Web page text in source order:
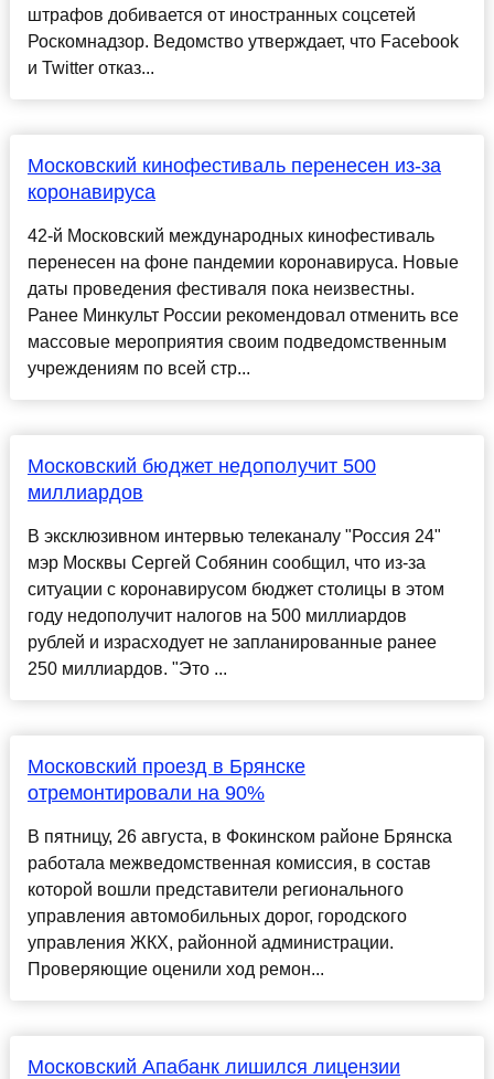
штрафов добивается от иностранных соцсетей
Роскомнадзор. Ведомство утверждает, что Facebook
и Twitter отказ...
Московский кинофестиваль перенесен из-за
коронавируса
42-й Московский международных кинофестиваль
перенесен на фоне пандемии коронавируса. Новые
даты проведения фестиваля пока неизвестны.
Ранее Минкульт России рекомендовал отменить все
массовые мероприятия своим подведомственным
учреждениям по всей стр...
Московский бюджет недополучит 500
миллиардов
В эксклюзивном интервью телеканалу "Россия 24"
мэр Москвы Сергей Собянин сообщил, что из-за
ситуации с коронавирусом бюджет столицы в этом
году недополучит налогов на 500 миллиардов
рублей и израсходует не запланированные ранее
250 миллиардов. "Это ...
Московский проезд в Брянске
отремонтировали на 90%
В пятницу, 26 августа, в Фокинском районе Брянска
работала межведомственная комиссия, в состав
которой вошли представители регионального
управления автомобильных дорог, городского
управления ЖКХ, районной администрации.
Проверяющие оценили ход ремон...
Московский Апабанк лишился лицензии